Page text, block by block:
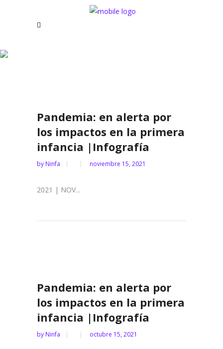
Pandemia: en alerta por
los impactos en la primera
infancia |Infografía
by Ninfa noviembre 15, 2021
2021 | NOV...
Pandemia: en alerta por
los impactos en la primera
infancia |Infografía
by Ninfa octubre 15, 2021